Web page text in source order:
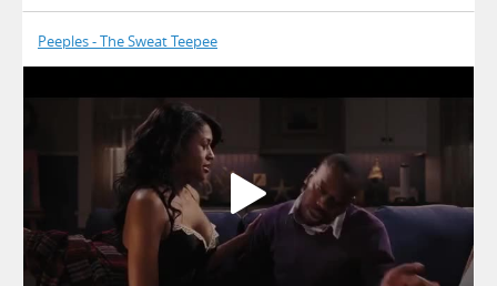
Peeples - The Sweat Teepee